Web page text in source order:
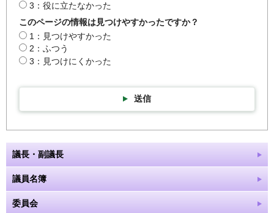
3：役に立たなかった
このページの情報は見つけやすかったですか？
1：見つけやすかった
2：ふつう
3：見つけにくかった
送信
議長・副議長
議員名簿
委員会